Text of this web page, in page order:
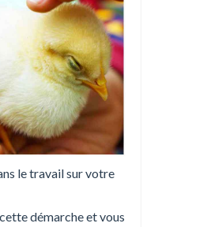
le travail sur votre
démarche et vous